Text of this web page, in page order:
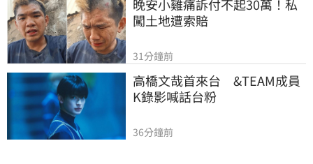
晚安小雞痛訴付不起30萬！私
闖土地遭索賠
31分鐘前
高橋文哉首來台　&TEAM成員
K錄影喊話台粉
36分鐘前